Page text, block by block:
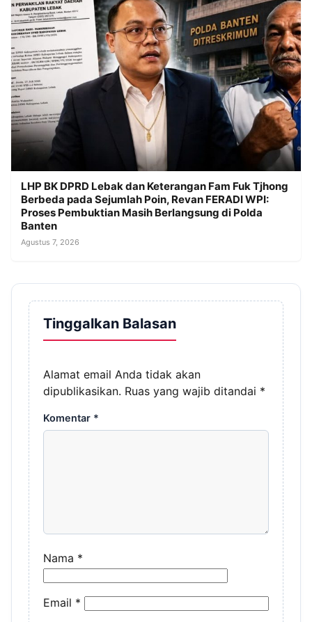
LHP BK DPRD Lebak dan Keterangan Fam Fuk Tjhong
Berbeda pada Sejumlah Poin, Revan FERADI WPI:
Proses Pembuktian Masih Berlangsung di Polda
Banten
Agustus 7, 2026
Tinggalkan Balasan
Alamat email Anda tidak akan
dipublikasikan. Ruas yang wajib ditandai *
Komentar *
Nama *
Email *